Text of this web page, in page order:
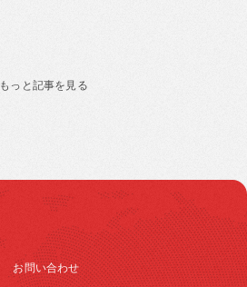
もっと記事を見る
お問い合わせ